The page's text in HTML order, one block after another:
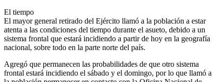
El tiempo
El mayor general retirado del Ejército llamó a la población a estar
atenta a las condiciones del tiempo durante el asueto, debido a un
sistema frontal que estará incidiendo a partir de hoy en la geografía
nacional, sobre todo en la parte norte del país.
Agregó que permanecen las probabilidades de que otro sistema
frontal estará incidiendo el sábado y el domingo, por lo que llamó a